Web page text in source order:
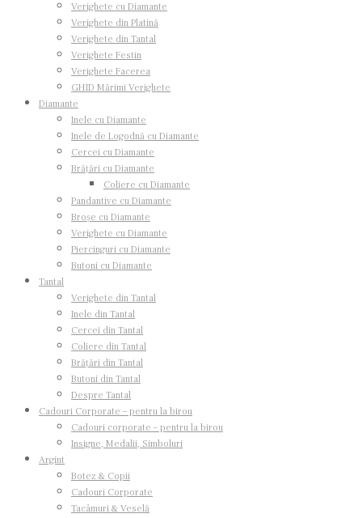
Verighete cu Diamante
Verighete din Platină
Verighete din Tantal
Verighete Festin
Verighete Facerea
GHID Mărimi Verighete
Diamante
Inele cu Diamante
Inele de Logodnă cu Diamante
Cercei cu Diamante
Brățări cu Diamante
Coliere cu Diamante
Pandantive cu Diamante
Broșe cu Diamante
Verighete cu Diamante
Piercinguri cu Diamante
Butoni cu Diamante
Tantal
Verighete din Tantal
Inele din Tantal
Cercei din Tantal
Coliere din Tantal
Brățări din Tantal
Butoni din Tantal
Despre Tantal
Cadouri Corporate – pentru la birou
Cadouri corporate – pentru la birou
Insigne, Medalii, Simboluri
Argint
Botez & Copii
Cadouri Corporate
Tacâmuri & Veselă